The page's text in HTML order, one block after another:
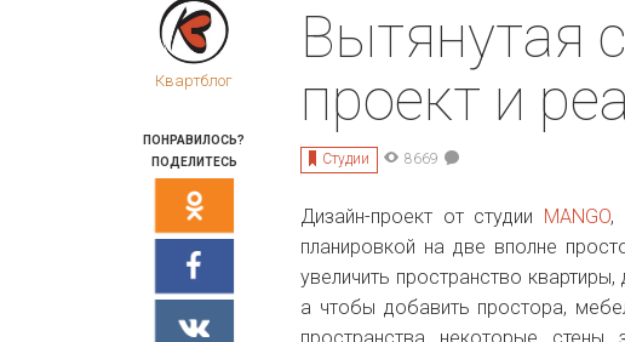
Квартблог
ПОНРАВИЛОСЬ?
ПОДЕЛИТЕСЬ
Вытянутая
проект и
Студии 8669
Дизайн-проект от студии MANGO,
планировкой на две вполне
увеличить пространство
а чтобы добавить простора,
пространства некоторые